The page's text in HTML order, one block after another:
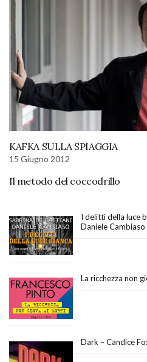
KAFKA SULLA SPIAGGIA
15 Giugno 2012
Il metodo del coccodrillo
I delitti della luce
Daniele Cambiaso
La ricchezza non
Dark – Candice